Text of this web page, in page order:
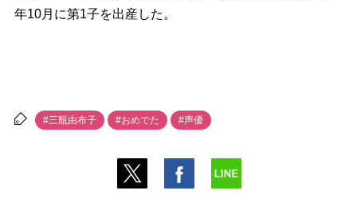
年10月に第1子を出産した。
#三瓶由布子 #おめでた #声優